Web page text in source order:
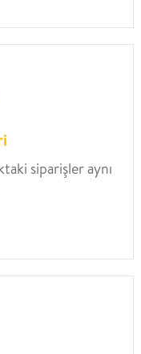
siparişler aynı